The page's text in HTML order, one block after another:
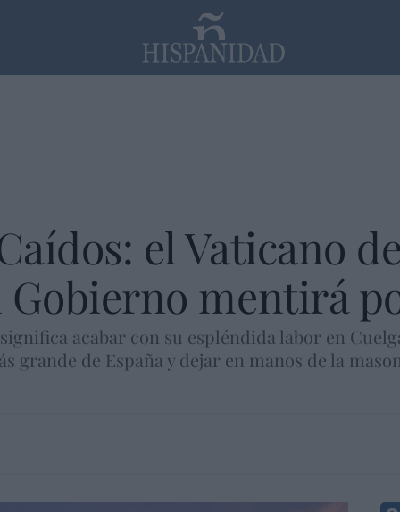
el Vaticano
Gobierno mentirá
acabar con su espléndida labor en
grande de España y dejar en manos de la